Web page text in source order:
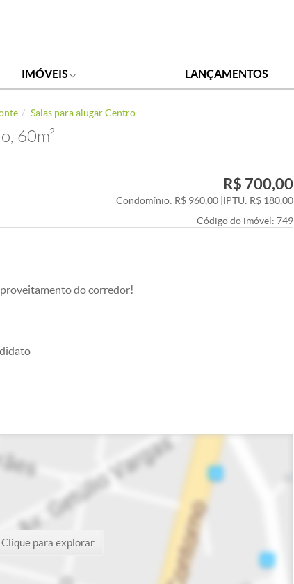
IMÓVEIS LANÇAMENTOS
Salas para alugar Centro
60m²
R$ 700,00
Condomínio: R$ 960,00
IPTU: R$ 180,00
Código do imóvel: 749
do corredor!
Clique para explorar